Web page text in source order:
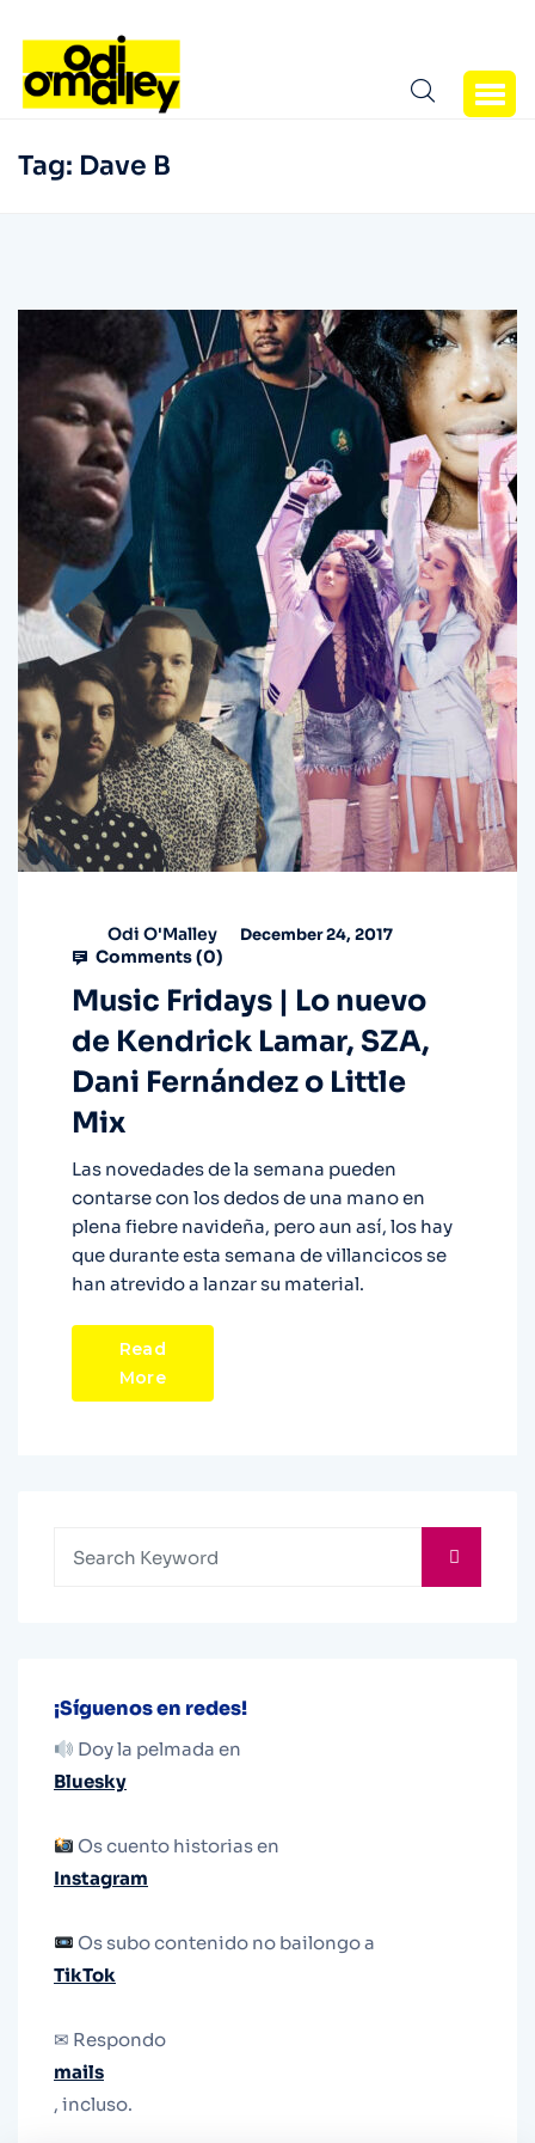
Tag: Dave B
Odi O'Malley December 24, 2017
Comments (0)
Music Fridays | Lo nuevo
de Kendrick Lamar, SZA,
Dani Fernández o Little
Mix
Las novedades de la semana pueden
contarse con los dedos de una mano en
plena fiebre navideña, pero aun así, los hay
que durante esta semana de villancicos se
han atrevido a lanzar su material.
Read
More
¡Síguenos en redes!
Doy la pelmada en
Bluesky
Os cuento historias en
Instagram
Os subo contenido no bailongo a
TikTok
✉ Respondo
mails
, incluso.